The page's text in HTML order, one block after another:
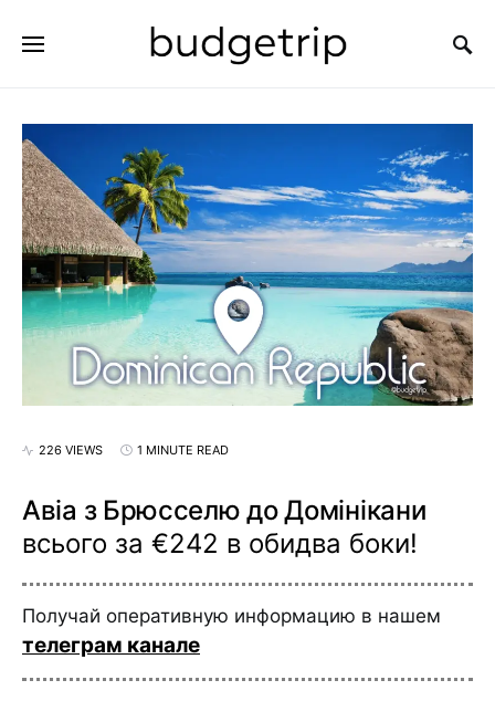
226 VIEWS 1 MINUTE READ
Авіа з Брюсселю до Домінікани
всього за €242 в обидва боки!
Получай оперативную информацию в нашем
телеграм канале